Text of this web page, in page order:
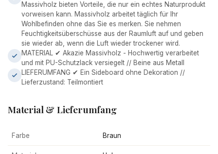
Massivholz bieten Vorteile, die nur ein echtes Naturprodukt
vorweisen kann. Massivholz arbeitet täglich für Ihr
Wohlbefinden ohne das Sie es merken. Sie nehmen
Feuchtigkeitsüberschüsse aus der Raumluft auf und geben
sie wieder ab, wenn die Luft wieder trockener wird.
MATERIAL ✔ Akazie Massivholz - Hochwertig verarbeitet
und mit PU-Schutzlack versiegelt // Beine aus Metall
LIEFERUMFANG ✔ Ein Sideboard ohne Dekoration //
Lieferzustand: Teilmontiert
Material & Lieferumfang
Farbe Braun